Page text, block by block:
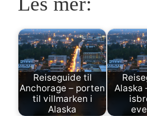
Reiseguide til
Anchorage – porten
til villmarken i
Alaska
Alaska